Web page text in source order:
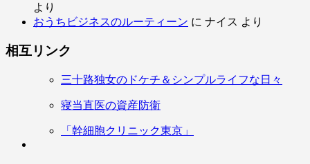
より
おうちビジネスのルーティーン に ナイス より
相互リンク
三十路独女のドケチ＆シンプルライフな日々
寝当直医の資産防衛
「幹細胞クリニック東京」